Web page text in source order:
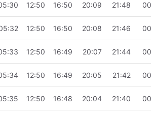
12:50 16:50 20:09 21:48
12:50 16:50 20:08 21:46
12:50 16:49 20:07 21:44
12:50 16:49 20:05 21:42
12:50 16:48 20:04 21:40